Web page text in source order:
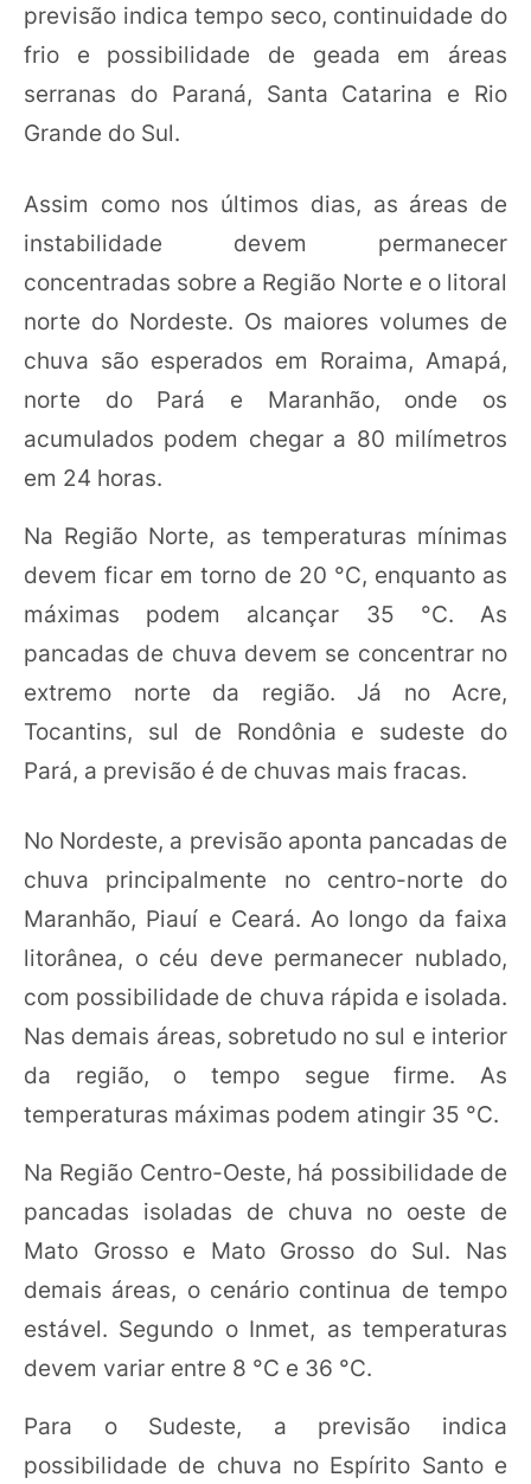
previsão indica tempo seco, continuidade do
frio e possibilidade de geada em áreas
serranas do Paraná, Santa Catarina e Rio
Grande do Sul.
Assim como nos últimos dias, as áreas de
instabilidade devem permanecer
concentradas sobre a Região Norte e o litoral
norte do Nordeste. Os maiores volumes de
chuva são esperados em Roraima, Amapá,
norte do Pará e Maranhão, onde os
acumulados podem chegar a 80 milímetros
em 24 horas.
Na Região Norte, as temperaturas mínimas
devem ficar em torno de 20 °C, enquanto as
máximas podem alcançar 35 °C. As
pancadas de chuva devem se concentrar no
extremo norte da região. Já no Acre,
Tocantins, sul de Rondônia e sudeste do
Pará, a previsão é de chuvas mais fracas.
No Nordeste, a previsão aponta pancadas de
chuva principalmente no centro-norte do
Maranhão, Piauí e Ceará. Ao longo da faixa
litorânea, o céu deve permanecer nublado,
com possibilidade de chuva rápida e isolada.
Nas demais áreas, sobretudo no sul e interior
da região, o tempo segue firme. As
temperaturas máximas podem atingir 35 °C.
Na Região Centro-Oeste, há possibilidade de
pancadas isoladas de chuva no oeste de
Mato Grosso e Mato Grosso do Sul. Nas
demais áreas, o cenário continua de tempo
estável. Segundo o Inmet, as temperaturas
devem variar entre 8 °C e 36 °C.
Para o Sudeste, a previsão indica
possibilidade de chuva no Espírito Santo e